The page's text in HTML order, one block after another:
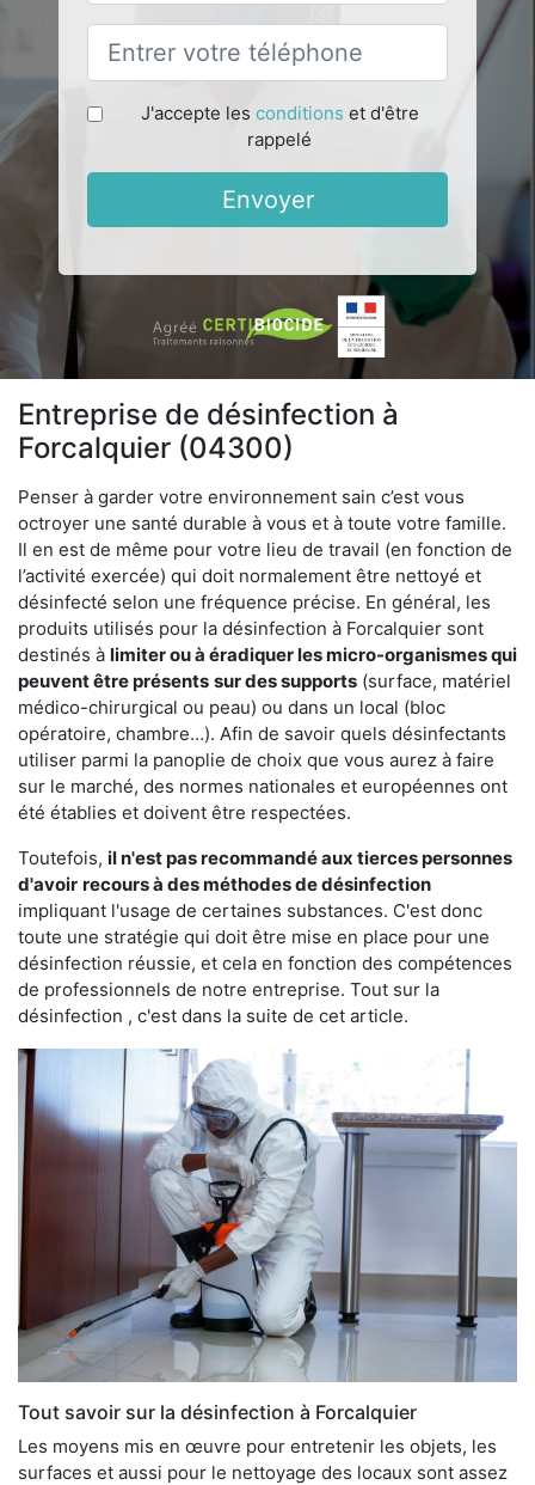
J'accepte les conditions et d'être
rappelé
Envoyer
Entreprise de désinfection à
Forcalquier (04300)
Penser à garder votre environnement sain c’est vous
octroyer une santé durable à vous et à toute votre famille.
Il en est de même pour votre lieu de travail (en fonction de
l’activité exercée) qui doit normalement être nettoyé et
désinfecté selon une fréquence précise. En général, les
produits utilisés pour la désinfection à Forcalquier sont
destinés à limiter ou à éradiquer les micro-organismes qui
peuvent être présents sur des supports (surface, matériel
médico-chirurgical ou peau) ou dans un local (bloc
opératoire, chambre…). Afin de savoir quels désinfectants
utiliser parmi la panoplie de choix que vous aurez à faire
sur le marché, des normes nationales et européennes ont
été établies et doivent être respectées.
Toutefois, il n'est pas recommandé aux tierces personnes
d'avoir recours à des méthodes de désinfection
impliquant l'usage de certaines substances. C'est donc
toute une stratégie qui doit être mise en place pour une
désinfection réussie, et cela en fonction des compétences
de professionnels de notre entreprise. Tout sur la
désinfection , c'est dans la suite de cet article.
Tout savoir sur la désinfection à Forcalquier
Les moyens mis en œuvre pour entretenir les objets, les
surfaces et aussi pour le nettoyage des locaux sont assez